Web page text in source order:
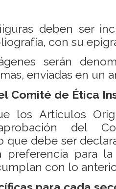
deben ser
con su
serán
enviadas en un
Comité de Ética
los Artículos
del
que debe ser
preferencia para
con lo